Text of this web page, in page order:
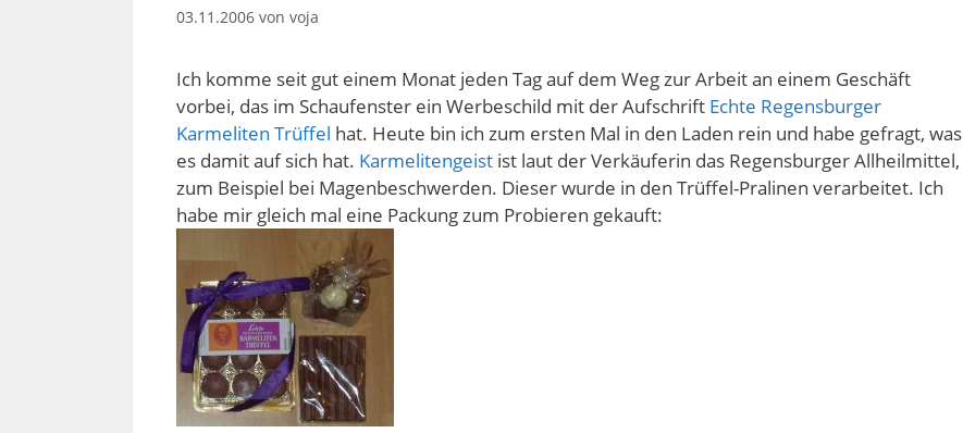
03.11.2006 von voja
Ich komme seit gut einem Monat jeden Tag auf dem Weg zur Arbeit an einem Geschäft
vorbei, das im Schaufenster ein Werbeschild mit der Aufschrift Echte Regensburger
Karmeliten Trüffel hat. Heute bin ich zum ersten Mal in den Laden rein und habe gefragt, was
es damit auf sich hat. Karmelitengeist ist laut der Verkäuferin das Regensburger Allheilmittel,
zum Beispiel bei Magenbeschwerden. Dieser wurde in den Trüffel-Pralinen verarbeitet. Ich
habe mir gleich mal eine Packung zum Probieren gekauft: